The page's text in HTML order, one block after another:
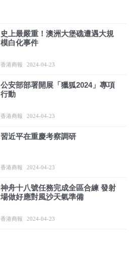
史上最嚴重！澳洲大堡礁遭遇大規
模白化事件
香港商報 2024-04-23
公安部部署開展「獵狐2024」專項
行動
香港商報 2024-04-23
習近平在重慶考察調研
香港商報 2024-04-23
神舟十八號任務完成全區合練 發射
場做好應對風沙天氣準備
香港商報 2024-04-23